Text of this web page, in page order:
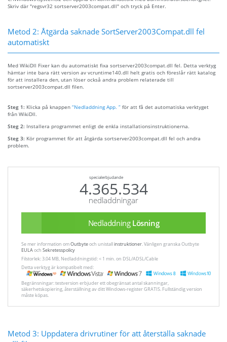
Skriv där "regsvr32 sortserver2003compat.dll" och tryck på Enter.
Metod 2: Åtgärda saknade SortServer2003Compat.dll fel
automatiskt
Med WikiDll Fixer kan du automatiskt fixa sortserver2003compat.dll fel. Detta verktyg
hämtar inte bara rätt version av vcruntime140.dll helt gratis och föreslår rätt katalog
för att installera den, utan löser också andra problem relaterade till
sortserver2003compat.dll filen.
Steg 1: Klicka på knappen “Nedladdning App. ” för att få det automatiska verktyget
från WikiDll.
Steg 2: Installera programmet enligt de enkla installationsinstruktionerna.
Steg 3: Kör programmet för att åtgärda sortserver2003compat.dll fel och andra
problem.
specialerbjudande
4.365.534
nedladdningar
Nedladdning Lösning
Se mer information omOutbyteoch unistallinstruktioner. Vänligen granska Outbyte
EULAoch Sekretesspolicy
Filstorlek: 3.04 MB, Nedladdningstid: < 1 min. on DSL/ADSL/Cable
Detta verktyg är kompatibelt med:
Begränsningar: testversion erbjuder ett obegränsat antal skanningar,
säkerhetskopiering, återställning av ditt Windows-register GRATIS. Fullständig version
måste köpas.
Metod 3: Uppdatera drivrutiner för att återställa saknade